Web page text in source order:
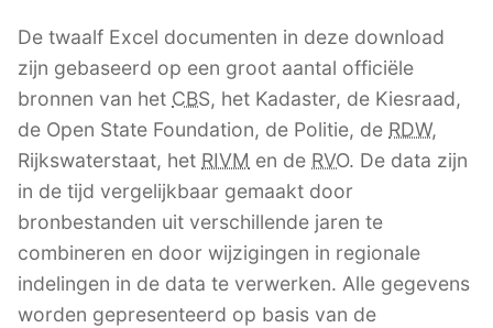
De twaalf Excel documenten in deze download
zijn gebaseerd op een groot aantal officiële
bronnen van het CBS, het Kadaster, de Kiesraad,
de Open State Foundation, de Politie, de RDW,
Rijkswaterstaat, het RIVM en de RVO. De data zijn
in de tijd vergelijkbaar gemaakt door
bronbestanden uit verschillende jaren te
combineren en door wijzigingen in regionale
indelingen in de data te verwerken. Alle gegevens
worden gepresenteerd op basis van de